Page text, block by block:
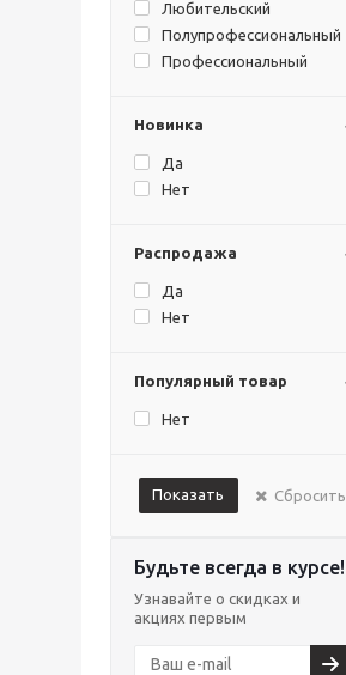
Любительский
Полупрофессиональный
Профессиональный
Новинка
Да
Нет
Распродажа
Да
Нет
Популярный товар
Нет
Показать Сбросить
Будьте всегда в курсе!
Узнавайте о скидках и
акциях первым